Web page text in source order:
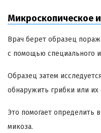
Микроскопическое
Врач берет образец
с помощью специального
Образец затем
обнаружить грибки или их
Это помогает определить
микоза.